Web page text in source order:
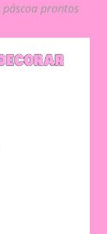
prontos